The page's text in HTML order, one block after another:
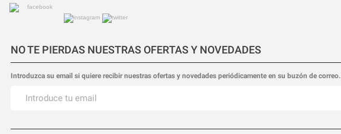
NO TE PIERDAS NUESTRAS OFERTAS Y NOVEDADES
Introduzca su email si quiere recibir nuestras ofertas y novedades periódicamente en su buzón de correo.